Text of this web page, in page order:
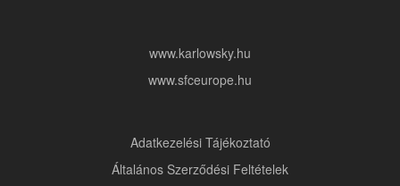
www.karlowsky.hu
www.sfceurope.hu
Adatkezelési Tájékoztató
Általános Szerződési Feltételek